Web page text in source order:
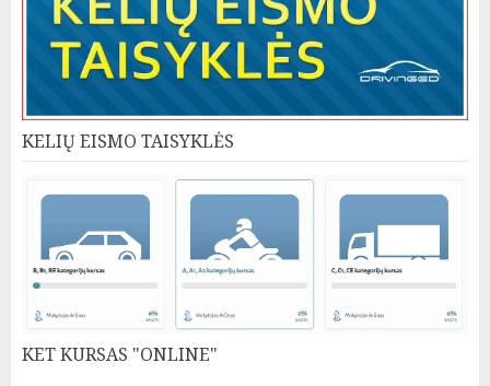
KELIŲ EISMO TAISYKLĖS
KET KURSAS "ONLINE"